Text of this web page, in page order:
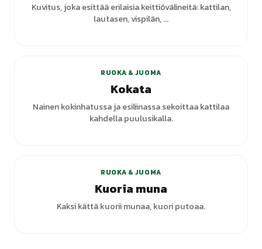
Kuvitus, joka esittää erilaisia keittiövälineitä: kattilan,
lautasen, vispilän, ...
RUOKA & JUOMA
Kokata
Nainen kokinhatussa ja esiliinassa sekoittaa kattilaa
kahdella puulusikalla.
RUOKA & JUOMA
Kuoria muna
Kaksi kättä kuorii munaa, kuori putoaa.